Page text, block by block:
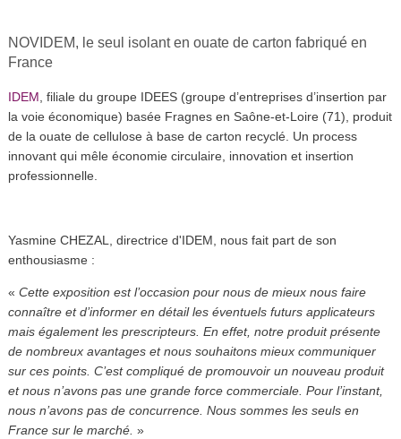
NOVIDEM, le seul isolant en ouate de carton fabriqué en
France
IDEM , filiale du groupe IDEES (groupe d’entreprises d’insertion par
la voie économique) basée Fragnes en Saône-et-Loire (71), produit
de la ouate de cellulose à base de carton recyclé. Un process
innovant qui mêle économie circulaire, innovation et insertion
professionnelle.
Yasmine CHEZAL, directrice d'IDEM, nous fait part de son
enthousiasme :
« Cette exposition est l’occasion pour nous de mieux nous faire
connaître et d’informer en détail les éventuels futurs applicateurs
mais également les prescripteurs. En effet, notre produit présente
de nombreux avantages et nous souhaitons mieux communiquer
sur ces points. C’est compliqué de promouvoir un nouveau produit
et nous n’avons pas une grande force commerciale. Pour l’instant,
nous n’avons pas de concurrence. Nous sommes les seuls en
France sur le marché. »